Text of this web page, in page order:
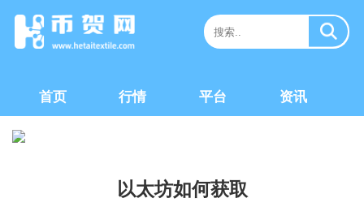
首页 行情 平台 资讯
以太坊如何获取